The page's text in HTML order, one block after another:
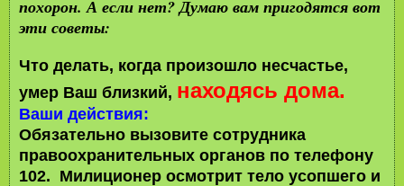
похорон. А если нет? Думаю вам пригодятся вот
эти советы:
Что делать, когда произошло несчастье,
умер Ваш близкий, находясь дома.
Ваши действия:
Обязательно вызовите сотрудника
правоохранительных органов по телефону
102. Милиционер осмотрит тело усопшего и